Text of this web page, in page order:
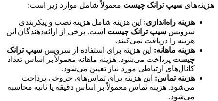
هزینه‌های سیپ ترانک چیست معمولاً شامل موارد زیر است:
هزینه راه‌اندازی: این هزینه شامل هزینه نصب و پیکربندی
سرویس سیپ ترانک چیست است. برخی از ارائه‌دهندگان این
هزینه را دریافت نمی‌کنند.
هزینه ماهانه: این هزینه برای استفاده از سرویس سیپ ترانک
چیست پرداخت می‌شود. هزینه ماهانه معمولاً بر اساس تعداد
کانال‌های ارتباطی مورد نیاز تعیین می‌شود.
هزینه تماس: این هزینه برای تماس‌های خروجی پرداخت
می‌شود. هزینه تماس معمولاً بر اساس دقیقه یا ثانیه محاسبه
می‌شود.